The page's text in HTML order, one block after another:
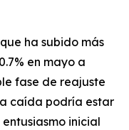
ha subido más
en mayo a
fase de reajuste
caída podría estar
inicial